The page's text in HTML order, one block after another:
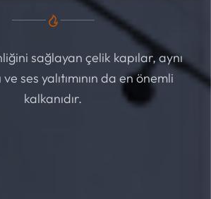
sağlayan çelik kapılar, aynı
ses yalıtımının da en önemli
kalkanıdır.